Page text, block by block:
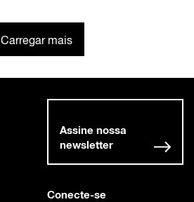
Carregar mais
Conecte-se
Assine nossa
newsletter